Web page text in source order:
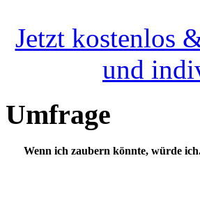
Jetzt kostenlos
und
Umfrage
Wenn ich zaubern könnte, würde